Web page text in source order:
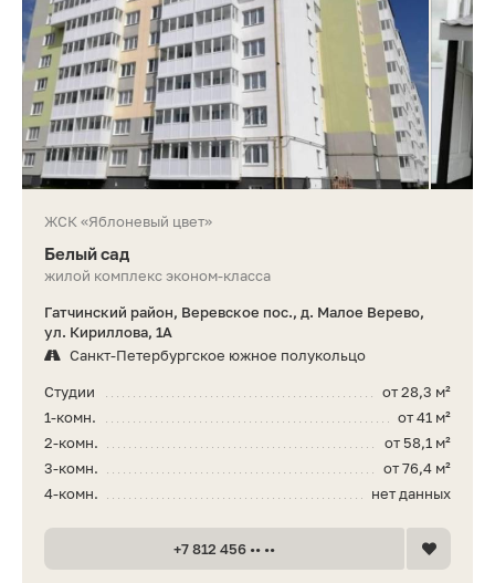
ЖСК «Яблоневый цвет»
Белый сад
жилой комплекс эконом-класса
Гатчинский район, Веревское пос., д. Малое Верево,
ул. Кириллова, 1А
Санкт-Петербургское южное полукольцо
от 28,3 м²
Студии
от 41 м²
1-комн.
от 58,1 м²
2-комн.
от 76,4 м²
3-комн.
нет данных
4-комн.
+7 812 456 •• ••